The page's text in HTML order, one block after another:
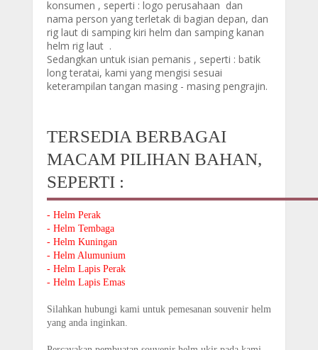
konsumen , seperti : logo perusahaan dan
nama person yang terletak di bagian depan, dan
rig laut di samping kiri helm dan samping kanan
helm rig laut .
Sedangkan untuk isian pemanis , seperti : batik
long teratai, kami yang mengisi sesuai
keterampilan tangan masing - masing pengrajin.
TERSEDIA BERBAGAI
MACAM PILIHAN BAHAN,
SEPERTI :
- Helm Perak
- Helm Tembaga
- Helm Kuningan
- Helm Alumunium
- Helm Lapis Perak
- Helm Lapis Emas
Silahkan hubungi kami untuk pemesanan souvenir helm
yang anda inginkan.